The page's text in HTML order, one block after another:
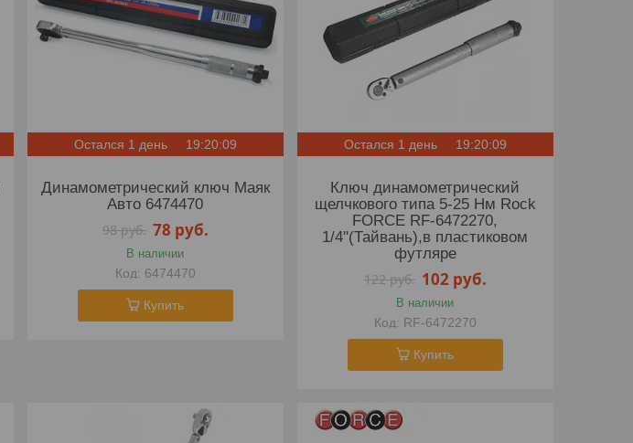
Остался 1 день 19:20:08
Динамометрический ключ Маяк
Авто 6474470
98руб. 78 руб.
В наличии
6474470
Купить
Остался 1 день 19:20:08
Ключ динамометрический
щелчкового типа 5-25 Нм Rock
FORCE RF-6472270,
1/4''(Тайвань),в пластиковом
футляре
122руб. 102 руб.
В наличии
RF-6472270
Купить